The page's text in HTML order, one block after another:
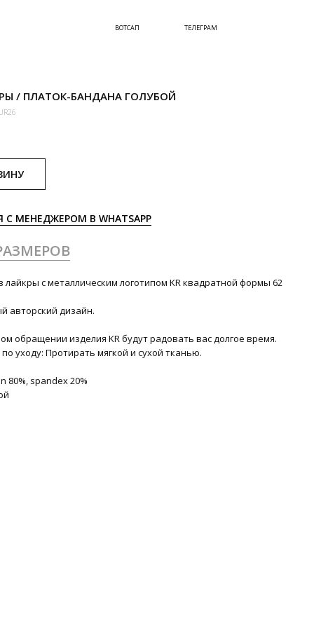
ВОТСАП ТЕЛЕГРАМ
/ ПЛАТОК-БАНДАНА ГОЛУБОЙ
С МЕНЕДЖЕРОМ В WHATSAPP
лайкры с металлическим логотипом KR квадратной формы 62
авторский дизайн.
обращении изделия KR будут радовать вас долгое время.
уходу: Протирать мягкой и сухой тканью.
80%, spandex 20%